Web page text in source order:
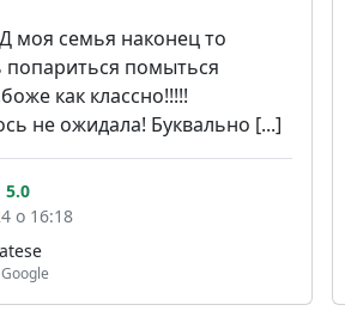
моя семья наконец то
попариться помыться
как классно!!!!!
не ожидала! Буквально [...]
Google
5.0
о 16:18